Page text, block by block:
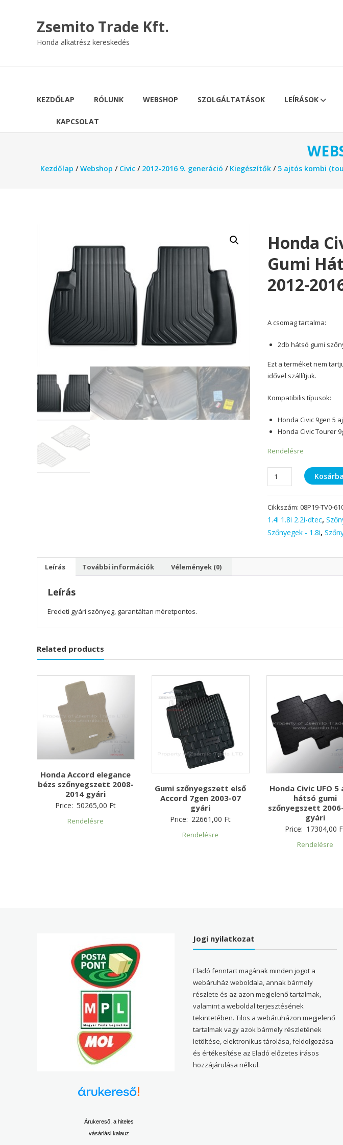
Zsemito Trade Kft.
Honda alkatrész kereskedés
KEZDŐLAP RÓLUNK WEBSHOP SZOLGÁLTATÁSOK LEÍRÁSOK
KAPCSOLAT
Kezdőlap /Webshop / Civic/ 2012-2016 9. generáció / Kiegészítők/ 5 ajtós kombi
Honda
Gumi
2012-
A csomag tartalma:
2db hátsó gumi
Ezt a terméket nem
idővel szállítjuk.
Kompatibilis típusok:
Honda Civic 9gen 5
Honda Civic Tourer
Rendelésre
Honda
Civic
9gen
5
ajtós
gumi
2016
Cikkszám:08P19-TV0-
1.4i 1.8i 2.2i-dtec,
Szőnyegek - 1.8i,
Leírás További információk Vélemények (0)
Leírás
Eredeti gyári szőnyeg, garantáltan méretpontos.
Related products
Honda Accord elegance
bézs szőnyegszett 2008-
2014 gyári
Price: 50265,00 Ft
Rendelésre
Gumi szőnyegszett első
Accord 7gen 2003-07
gyári
Price: 22661,00 Ft
Rendelésre
Honda Civic UFO 5
hátsó gumi
szőnyegszett
gyári
Price: 17304,00
Rendelésre
Árukereső, a hiteles
vásárlási kalauz
Jogi nyilatkozat
Eladó fenntart magának minden jogot a
webáruház weboldala, annak bármely
részlete és az azon megjelenő tartalmak,
valamint a weboldal terjesztésének
tekintetében. Tilos a webáruházon megjelenő
tartalmak vagy azok bármely részletének
letöltése, elektronikus tárolása, feldolgozása
és értékesítése az Eladó előzetes írásos
hozzájárulása nélkül.